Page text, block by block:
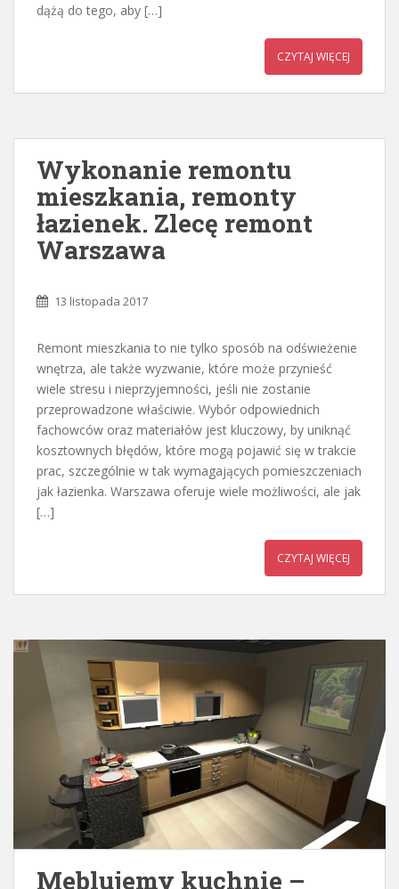
dążą do tego, aby […]
CZYTAJ WIĘCEJ
Wykonanie remontu
mieszkania, remonty
łazienek. Zlecę remont
Warszawa
13 listopada 2017
Remont mieszkania to nie tylko sposób na odświeżenie
wnętrza, ale także wyzwanie, które może przynieść
wiele stresu i nieprzyjemności, jeśli nie zostanie
przeprowadzone właściwie. Wybór odpowiednich
fachowców oraz materiałów jest kluczowy, by uniknąć
kosztownych błędów, które mogą pojawić się w trakcie
prac, szczególnie w tak wymagających pomieszczeniach
jak łazienka. Warszawa oferuje wiele możliwości, ale jak
[…]
CZYTAJ WIĘCEJ
Meblujemy kuchnie –